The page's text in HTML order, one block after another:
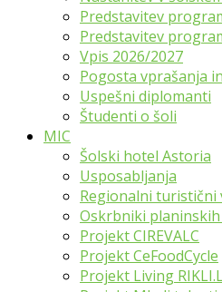
Predstavitev
Predstavitev
Vpis 2026/2027
Pogosta vprašanja
Uspešni diplomanti
Študenti o šoli
MIC
Šolski hotel Astoria
Usposabljanja
Regionalni turistični
Oskrbniki
Projekt CIREVALC
Projekt CeFoodCycle
Projekt Living